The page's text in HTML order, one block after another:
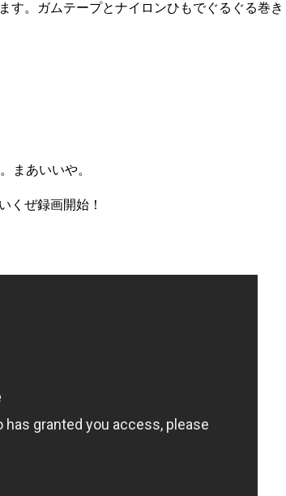
す。ガムテープとナイロンひもでぐるぐる巻き
まあいいや。
くぜ録画開始！